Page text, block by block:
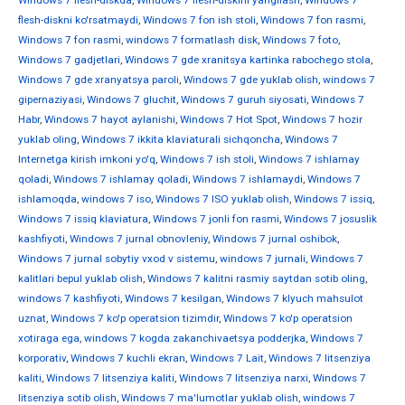
flesh-diskni ko'rsatmaydi, Windows 7 fon ish stoli, Windows 7 fon rasmi,
Windows 7 fon rasmi, windows 7 formatlash disk, Windows 7 foto,
Windows 7 gadjetlari, Windows 7 gde xranitsya kartinka rabochego stola,
Windows 7 gde xranyatsya paroli, Windows 7 gde yuklab olish, windows 7
gipernaziyasi, Windows 7 gluchit, Windows 7 guruh siyosati, Windows 7
Habr, Windows 7 hayot aylanishi, Windows 7 Hot Spot, Windows 7 hozir
yuklab oling, Windows 7 ikkita klaviaturali sichqoncha, Windows 7
Internetga kirish imkoni yo'q, Windows 7 ish stoli, Windows 7 ishlamay
qoladi, Windows 7 ishlamay qoladi, Windows 7 ishlamaydi, Windows 7
ishlamoqda, windows 7 iso, Windows 7 ISO yuklab olish, Windows 7 issiq,
Windows 7 issiq klaviatura, Windows 7 jonli fon rasmi, Windows 7 josuslik
kashfiyoti, Windows 7 jurnal obnovleniy, Windows 7 jurnal oshibok,
Windows 7 jurnal sobytiy vxod v sistemu, windows 7 jurnali, Windows 7
kalitlari bepul yuklab olish, Windows 7 kalitni rasmiy saytdan sotib oling,
windows 7 kashfiyoti, Windows 7 kesilgan, Windows 7 klyuch mahsulot
uznat, Windows 7 ko'p operatsion tizimdir, Windows 7 ko'p operatsion
xotiraga ega, windows 7 kogda zakanchivaetsya podderjka, Windows 7
korporativ, Windows 7 kuchli ekran, Windows 7 Lait, Windows 7 litsenziya
kaliti, Windows 7 litsenziya kaliti, Windows 7 litsenziya narxi, Windows 7
litsenziya sotib olish, Windows 7 ma'lumotlar yuklab olish, windows 7